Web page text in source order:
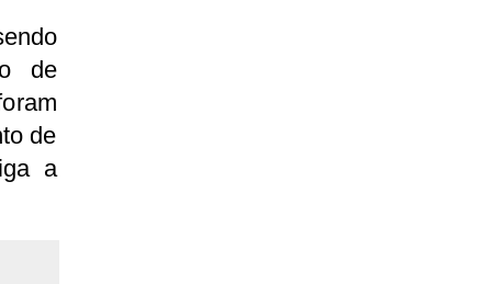
de
de
a